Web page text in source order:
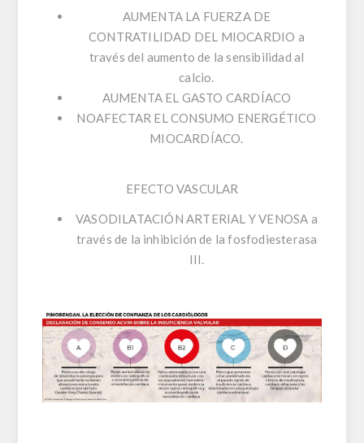
AUMENTA LA FUERZA DE
CONTRATILIDAD DEL MIOCARDIO a
través del aumento de la sensibilidad al
calcio.
AUMENTA EL GASTO CARDÍACO
NOAFECTAR EL CONSUMO ENERGÉTICO
MIOCARDÍACO.
EFECTO VASCULAR
VASODILATACIÓN ARTERIAL Y VENOSA a
través de la inhibición de la fosfodiesterasa
III.